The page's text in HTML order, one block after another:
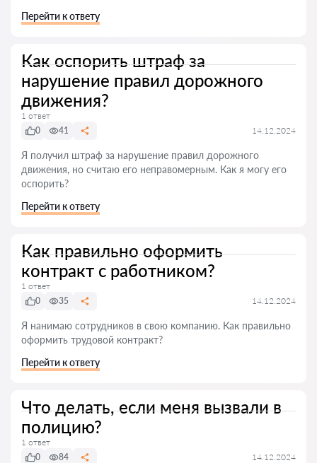
Перейти к ответу
Как оспорить штраф за
нарушение правил дорожного
движения?
1 ответ
0
41 14.12.2024
Я получил штраф за нарушение правил дорожного
движения, но считаю его неправомерным. Как я могу его
оспорить?
Перейти к ответу
Как правильно оформить
контракт с работником?
1 ответ
0
35 14.12.2024
Я нанимаю сотрудников в свою компанию. Как правильно
оформить трудовой контракт?
Перейти к ответу
Что делать, если меня вызвали в
полицию?
1 ответ
0
84 14.12.2024